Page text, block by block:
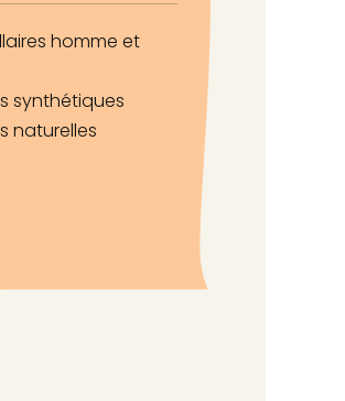
homme et
synthétiques
naturelles